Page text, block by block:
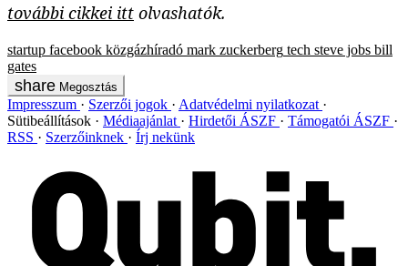
további cikkei itt olvashatók.
startup facebook közgázhíradó mark zuckerberg tech steve jobs bill
gates
Megosztás
Impresszum Szerzői jogok
Adatvédelmi nyilatkozat
Sütibeállítások
Médiaajánlat Hirdetői ÁSZF
Támogatói ÁSZF
RSS
Szerzőinknek Írj nekünk